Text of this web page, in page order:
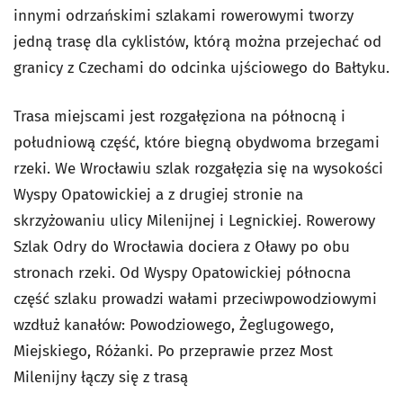
innymi odrzańskimi szlakami rowerowymi tworzy
jedną trasę dla cyklistów, którą można przejechać od
granicy z Czechami do odcinka ujściowego do Bałtyku.
Trasa miejscami jest rozgałęziona na północną i
południową część, które biegną obydwoma brzegami
rzeki. We Wrocławiu szlak rozgałęzia się na wysokości
Wyspy Opatowickiej a z drugiej stronie na
skrzyżowaniu ulicy Milenijnej i Legnickiej. Rowerowy
Szlak Odry do Wrocławia dociera z Oławy po obu
stronach rzeki. Od Wyspy Opatowickiej północna
część szlaku prowadzi wałami przeciwpowodziowymi
wzdłuż kanałów: Powodziowego, Żeglugowego,
Miejskiego, Różanki. Po przeprawie przez Most
Milenijny łączy się z trasą